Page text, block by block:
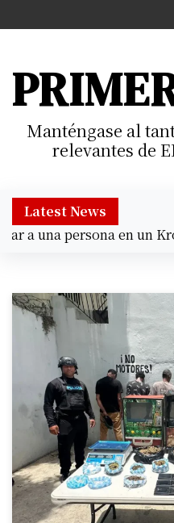
k
Manténgase al
relevantes de
Latest News
persona en un